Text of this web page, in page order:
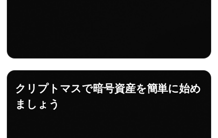
クリプトマスで暗号資産を簡単に始め
ましょう